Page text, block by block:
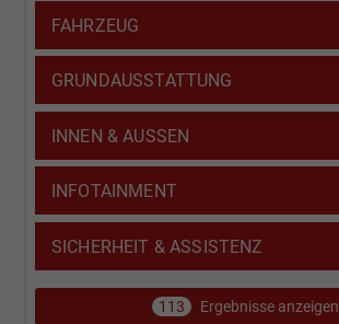
FAHRZEUG
GRUNDAUSSTATTUNG
INNEN & AUSSEN
INFOTAINMENT
SICHERHEIT & ASSISTENZ
113 Ergebnisse anzeigen